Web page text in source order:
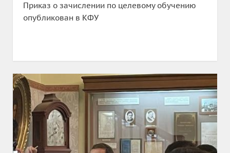
Приказ о зачислении по целевому обучению
опубликован в КФУ